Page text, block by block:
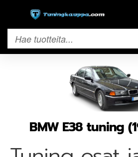
BMW E38 tuning